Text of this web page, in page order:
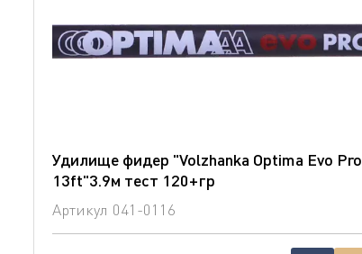
Удилище фидер "Volzhanka Optima Evo Pro
13ft"3.9м тест 120+гр
Артикул 041-0116